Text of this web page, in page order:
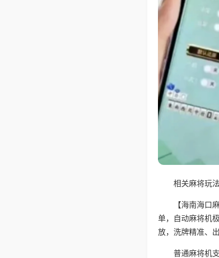
相关麻将玩
【海南海口
单，自动麻将机
放，洗牌精准、
普通麻将机